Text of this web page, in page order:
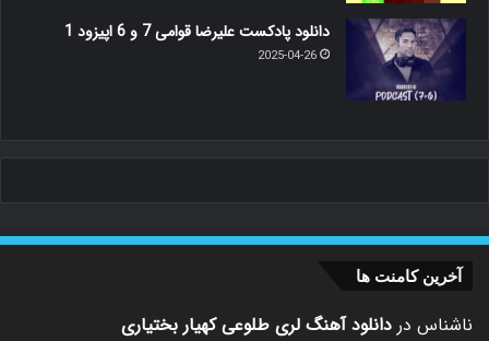
دانلود پادکست علیرضا قوامی 7 و 6 اپیزود 1
2025-04-26
آخرین کامنت ها
ناشناس در دانلود آهنگ لری طلوعی کهیار بختیاری